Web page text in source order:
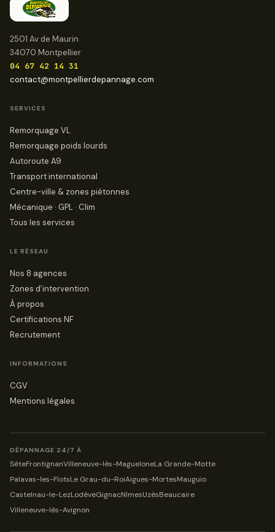
2501 Av de Maurin
34070 Montpellier
04 67 42 14 31
contact@montpellierdepannage.com
SERVICES
Remorquage VL
Remorquage poids lourds
Autoroute A9
Transport international
Centre-ville & zones piétonnes
Mécanique · GPL · Clim
Tous les services
LE RÉSEAU
Nos 8 agences
Zones d’intervention
À propos
Certifications NF
Recrutement
INFORMATIONS
CGV
Mentions légales
DÉPANNAGE 24/7 À
SèteFrontignanVilleneuve-lès-MagueloneLa Grande-Motte
Palavas-les-FlotsLe Grau-du-RoiAigues-MortesMauguio
Castelnau-le-LezLodèveGignacNîmesUzèsBeaucaire
Villeneuve-lès-Avignon